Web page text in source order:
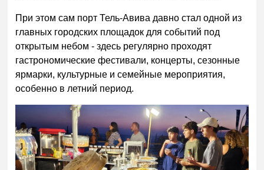
При этом сам порт Тель-Авива давно стал одной из
главных городских площадок для событий под
открытым небом - здесь регулярно проходят
гастрономические фестивали, концерты, сезонные
ярмарки, культурные и семейные мероприятия,
особенно в летний период.